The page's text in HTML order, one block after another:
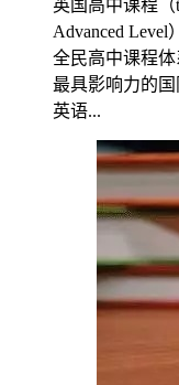
英国高中课程（
Advanced
全民高中课程
最具影响力的
英语...